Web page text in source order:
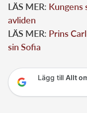
LÄS MER: Kungens
avliden
LÄS MER: Prins
sin Sofia
Lägg till Allt